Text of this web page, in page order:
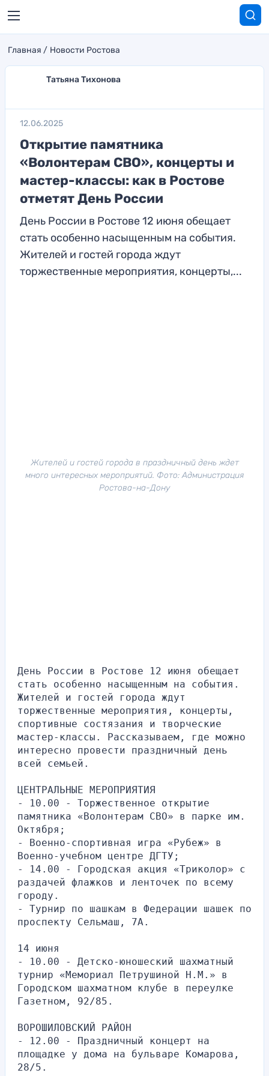
Главная Новости Ростова
Татьяна Тихонова
12.06.2025
Открытие памятника
«Волонтерам СВО», концерты и
мастер-классы: как в Ростове
отметят День России
День России в Ростове 12 июня обещает
стать особенно насыщенным на события.
Жителей и гостей города ждут
торжественные мероприятия, концерты,...
Жителей и гостей города в праздничный день ждет
много интересных мероприятий. Фото: Администрация
Ростова-на-Дону
День России в Ростове 12 июня обещает
стать особенно насыщенным на события.
Жителей и гостей города ждут
торжественные мероприятия, концерты,
спортивные состязания и творческие
мастер-классы. Рассказываем, где можно
интересно провести праздничный день
всей семьей.
ЦЕНТРАЛЬНЫЕ МЕРОПРИЯТИЯ
- 10.00 - Торжественное открытие
памятника «Волонтерам СВО» в парке им.
Октября;
- Военно-спортивная игра «Рубеж» в
Военно-учебном центре ДГТУ;
- 14.00 - Городская акция «Триколор» с
раздачей флажков и ленточек по всему
городу.
- Турнир по шашкам в Федерации шашек по
проспекту Сельмаш, 7А.
14 июня
- 10.00 - Детско-юношеский шахматный
турнир «Мемориал Петрушиной Н.М.» в
Городском шахматном клубе в переулке
Газетном, 92/85.
ВОРОШИЛОВСКИЙ РАЙОН
- 12.00 - Праздничный концерт на
площадке у дома на бульваре Комарова,
28/5.